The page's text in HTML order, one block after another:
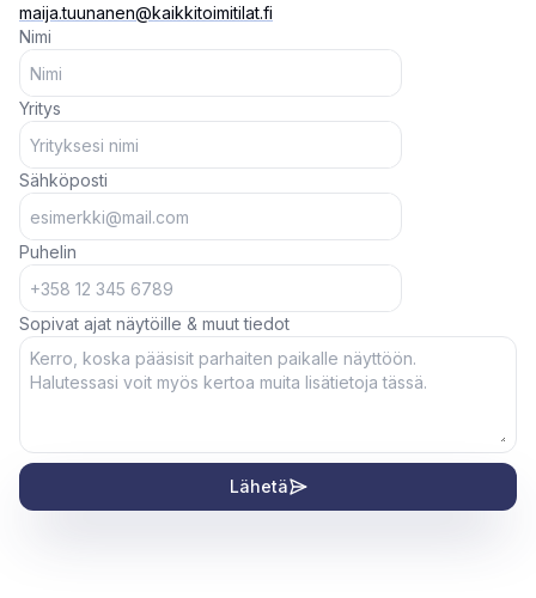
maija.tuunanen@kaikkitoimitilat.fi
Nimi
Yritys
Sähköposti
Puhelin
Sopivat ajat näytöille & muut tiedot
Lähetä